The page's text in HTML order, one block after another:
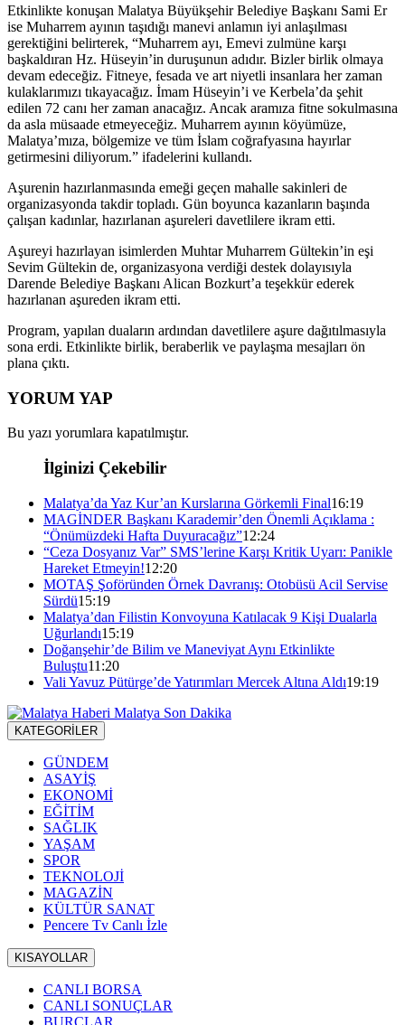
Etkinlikte konuşan Malatya Büyükşehir Belediye Başkanı Sami Er
ise Muharrem ayının taşıdığı manevi anlamın iyi anlaşılması
gerektiğini belirterek, “Muharrem ayı, Emevi zulmüne karşı
başkaldıran Hz. Hüseyin’in duruşunun adıdır. Bizler birlik olmaya
devam edeceğiz. Fitneye, fesada ve art niyetli insanlara her zaman
kulaklarımızı tıkayacağız. İmam Hüseyin’i ve Kerbela’da şehit
edilen 72 canı her zaman anacağız. Ancak aramıza fitne sokulmasına
da asla müsaade etmeyeceğiz. Muharrem ayının köyümüze,
Malatya’mıza, bölgemize ve tüm İslam coğrafyasına hayırlar
getirmesini diliyorum.” ifadelerini kullandı.
Aşurenin hazırlanmasında emeği geçen mahalle sakinleri de
organizasyonda takdir topladı. Gün boyunca kazanların başında
çalışan kadınlar, hazırlanan aşureleri davetlilere ikram etti.
Aşureyi hazırlayan isimlerden Muhtar Muharrem Gültekin’in eşi
Sevim Gültekin de, organizasyona verdiği destek dolayısıyla
Darende Belediye Başkanı Alican Bozkurt’a teşekkür ederek
hazırlanan aşureden ikram etti.
Program, yapılan duaların ardından davetlilere aşure dağıtılmasıyla
sona erdi. Etkinlikte birlik, beraberlik ve paylaşma mesajları ön
plana çıktı.
YORUM YAP
Bu yazı yorumlara kapatılmıştır.
İlginizi Çekebilir
Malatya’da Yaz Kur’an Kurslarına Görkemli Final16:19
MAGİNDER Başkanı Karademir’den Önemli Açıklama :
“Önümüzdeki Hafta Duyuracağız”12:24
“Ceza Dosyanız Var” SMS’lerine Karşı Kritik Uyarı: Panikle
Hareket Etmeyin!12:20
MOTAŞ Şoföründen Örnek Davranış: Otobüsü Acil Servise
Sürdü15:19
Malatya’dan Filistin Konvoyuna Katılacak 9 Kişi Dualarla
Uğurlandı15:19
Doğanşehir’de Bilim ve Maneviyat Aynı Etkinlikte
Buluştu11:20
Vali Yavuz Pütürge’de Yatırımları Mercek Altına Aldı19:19
KATEGORİLER
GÜNDEM
ASAYİŞ
EKONOMİ
EĞİTİM
SAĞLIK
YAŞAM
SPOR
TEKNOLOJİ
MAGAZİN
KÜLTÜR SANAT
Pencere Tv Canlı İzle
KISAYOLLAR
CANLI BORSA
CANLI SONUÇLAR
BURÇLAR